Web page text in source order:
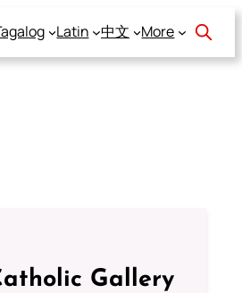
Latin 中文 More
Gallery